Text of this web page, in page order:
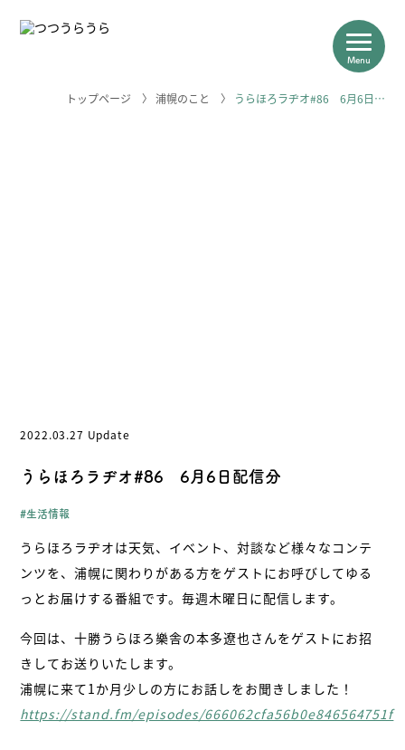
Menu
- プライバシーポリシー - 浦幌町役場公式サイト
トップページ 〉 浦幌のこと 〉 うらほろラヂオ#86 6月6日…
2022.03.27 Update
うらほろラヂオ#86 6月6日配信分
生活情報
うらほろラヂオは天気、イベント、対談など様々なコンテ
ンツを、浦幌に関わりがある方をゲストにお呼びしてゆる
っとお届けする番組です。毎週木曜日に配信します。
今回は、十勝うらほろ樂舎の本多遼也さんをゲストにお招
きしてお送りいたします。
浦幌に来て1か月少しの方にお話しをお聞きしました！
https://stand.fm/episodes/666062cfa56b0e846564751f